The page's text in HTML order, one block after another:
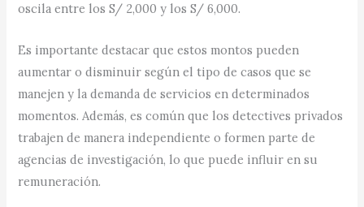
oscila entre los S/ 2,000 y los S/ 6,000.
Es importante destacar que estos montos pueden
aumentar o disminuir según el tipo de casos que se
manejen y la demanda de servicios en determinados
momentos. Además, es común que los detectives privados
trabajen de manera independiente o formen parte de
agencias de investigación, lo que puede influir en su
remuneración.